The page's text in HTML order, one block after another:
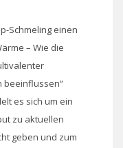
Schmeling einen
– Wie die
beeinflussen“
es sich um ein
zu aktuellen
geben und zum